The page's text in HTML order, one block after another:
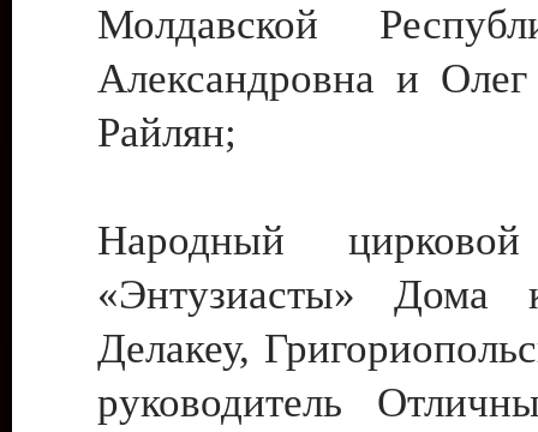
Молдавской
Александровна и
Райлян;
Народный цирковой
«Энтузиасты» Дома
Делакеу,
руководитель